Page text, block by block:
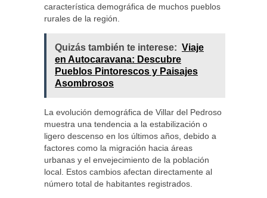
característica demográfica de muchos pueblos
rurales de la región.
Quizás también te interese: Viaje
en Autocaravana: Descubre
Pueblos Pintorescos y Paisajes
Asombrosos
La evolución demográfica de Villar del Pedroso
muestra una tendencia a la estabilización o
ligero descenso en los últimos años, debido a
factores como la migración hacia áreas
urbanas y el envejecimiento de la población
local. Estos cambios afectan directamente al
número total de habitantes registrados.